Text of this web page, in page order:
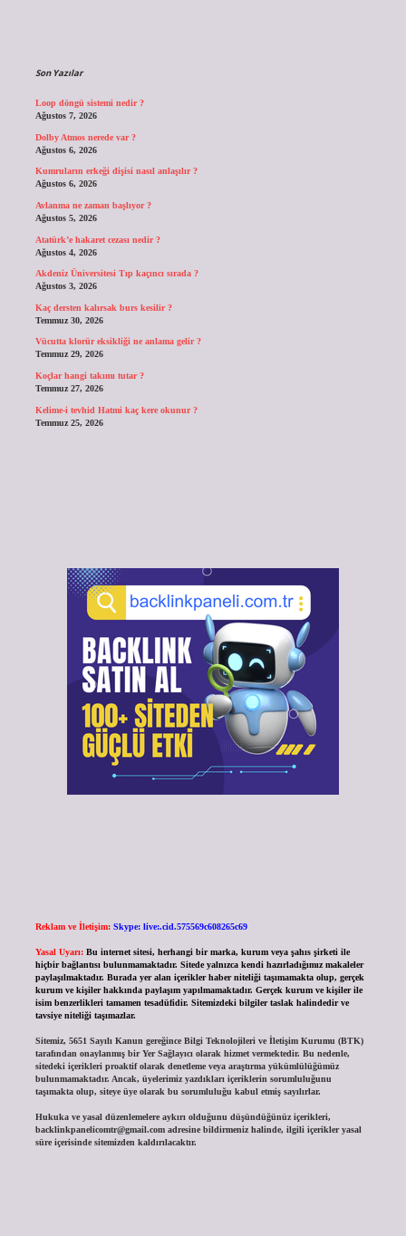
Son Yazılar
Loop döngü sistemi nedir ?
Ağustos 7, 2026
Dolby Atmos nerede var ?
Ağustos 6, 2026
Kumruların erkeği dişisi nasıl anlaşılır ?
Ağustos 6, 2026
Avlanma ne zaman başlıyor ?
Ağustos 5, 2026
Atatürk’e hakaret cezası nedir ?
Ağustos 4, 2026
Akdeniz Üniversitesi Tıp kaçıncı sırada ?
Ağustos 3, 2026
Kaç dersten kalırsak burs kesilir ?
Temmuz 30, 2026
Vücutta klorür eksikliği ne anlama gelir ?
Temmuz 29, 2026
Koçlar hangi takımı tutar ?
Temmuz 27, 2026
Kelime-i tevhid Hatmi kaç kere okunur ?
Temmuz 25, 2026
Reklam ve İletişim: Skype: live:.cid.575569c608265c69
Yasal Uyarı: Bu internet sitesi, herhangi bir marka, kurum veya şahıs şirketi ile
hiçbir bağlantısı bulunmamaktadır. Sitede yalnızca kendi hazırladığımız makaleler
paylaşılmaktadır. Burada yer alan içerikler haber niteliği taşımamakta olup, gerçek
kurum ve kişiler hakkında paylaşım yapılmamaktadır. Gerçek kurum ve kişiler ile
isim benzerlikleri tamamen tesadüfidir. Sitemizdeki bilgiler taslak halindedir ve
tavsiye niteliği taşımazlar.
Sitemiz, 5651 Sayılı Kanun gereğince Bilgi Teknolojileri ve İletişim Kurumu (BTK)
tarafından onaylanmış bir Yer Sağlayıcı olarak hizmet vermektedir. Bu nedenle,
sitedeki içerikleri proaktif olarak denetleme veya araştırma yükümlülüğümüz
bulunmamaktadır. Ancak, üyelerimiz yazdıkları içeriklerin sorumluluğunu
taşımakta olup, siteye üye olarak bu sorumluluğu kabul etmiş sayılırlar.
Hukuka ve yasal düzenlemelere aykırı olduğunu düşündüğünüz içerikleri,
backlinkpanelicomtr@gmail.comadresine bildirmeniz halinde, ilgili içerikler yasal
süre içerisinde sitemizden kaldırılacaktır.